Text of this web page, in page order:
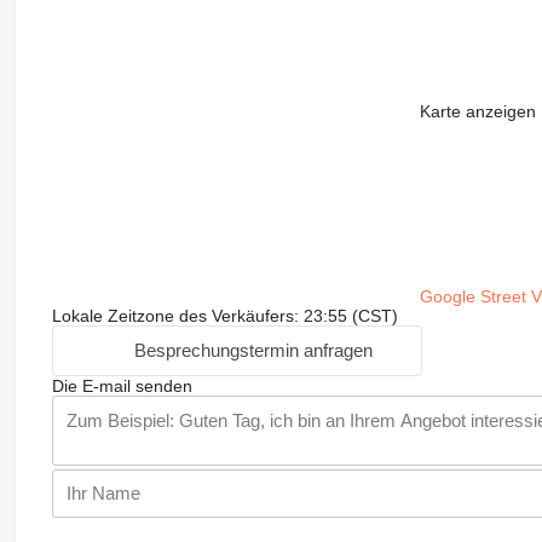
Karte anzeigen
Google Street
Lokale Zeitzone des Verkäufers: 23:55 (CST)
Besprechungstermin anfragen
Die E-mail senden